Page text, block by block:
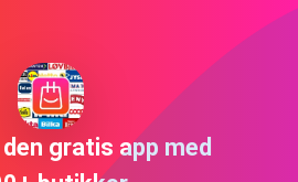
gratis app med